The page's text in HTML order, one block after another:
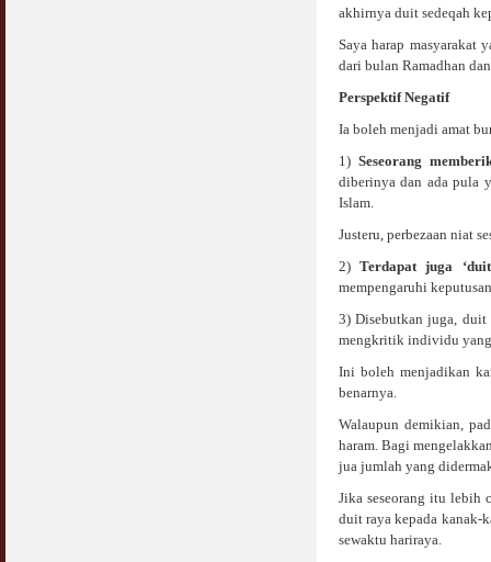
akhirnya duit sedeqah
Saya harap masyarakat
dari bulan Ramadhan
Perspektif Negatif
Ia boleh menjadi amat
1)Seseorang
diberinya dan ada pula
Islam.
Justeru, perbezaan niat
2)Terdapat juga
mempengaruhi
3) Disebutkan juga,
mengkritik individu yang
Ini boleh menjadikan
benarnya.
Walaupun demikian,
haram. Bagi
jua jumlah yang
Jika seseorang itu lebih
duit raya kepada kanak-
sewaktu hariraya.